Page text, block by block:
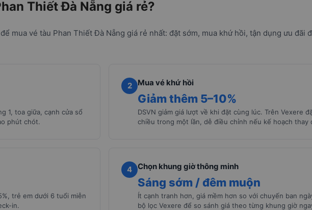
Thiết Đà Nẵng giá rẻ?
mua vé tàu Phan Thiết Đà Nẵng giá rẻ nhất: đặt sớm, mua khứ hồi, tận dụng ưu đãi
1, toa giữa, cạnh cửa sổ
phút chót.
2 Mua vé khứ hồi
Giảm thêm 5–10%
DSVN giảm giá lượt về khi đặt cùng lúc. Trên Vexere
chiều trong một lần, dễ điều chỉnh nếu kế hoạch thay
trẻ em dưới 6 tuổi miễn
in.
4 Chọn khung giờ thông minh
Sáng sớm / đêm muộn
Ít cạnh tranh hơn, giá mềm hơn so với chuyến ban
bộ lọc Vexere để so sánh giá theo từng khung giờ